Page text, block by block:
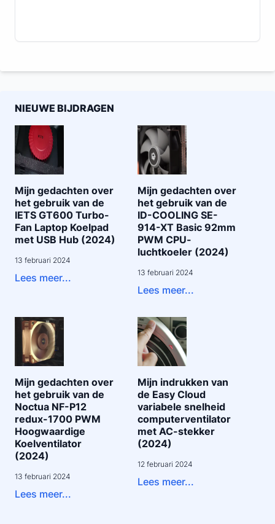
NIEUWE BIJDRAGEN
Mijn gedachten over
het gebruik van de
IETS GT600 Turbo-
Fan Laptop Koelpad
met USB Hub (2024)
13 februari 2024
Lees meer...
Mijn gedachten over
het gebruik van de
ID-COOLING SE-
914-XT Basic 92mm
PWM CPU-
luchtkoeler (2024)
13 februari 2024
Lees meer...
Mijn gedachten over
het gebruik van de
Noctua NF-P12
redux-1700 PWM
Hoogwaardige
Koelventilator
(2024)
13 februari 2024
Lees meer...
Mijn indrukken van
de Easy Cloud
variabele snelheid
computerventilator
met AC-stekker
(2024)
12 februari 2024
Lees meer...